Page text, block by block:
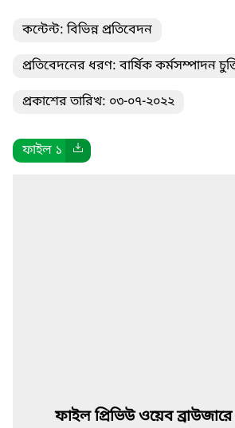
কন্টেন্ট: বিভিন্ন প্রতিবেদন
প্রতিবেদনের ধরণ: বার্ষিক কর্মসম্পাদন
প্রকাশের তারিখ: ০৩-০৭-২০২২
ফাইল ১
ফাইল প্রিভিউ ওয়েব